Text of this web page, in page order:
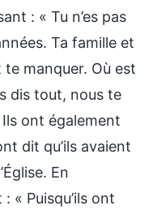
: « Tu n’es pas
Ta famille et
manquer. Où est
dis tout, nous te
ont également
dit qu’ils avaient
En
« Puisqu’ils ont